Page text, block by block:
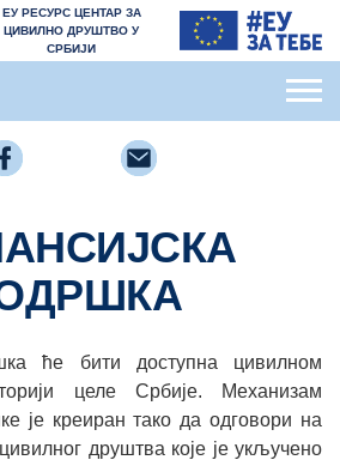
ЕУ РЕСУРС ЦЕНТАР ЗА
ЦИВИЛНО ДРУШТВО У
СРБИЈИ
ће бити доступна цивилном
целе Србије. Механизам
је креиран тако да одговори на
друштва које је укључено